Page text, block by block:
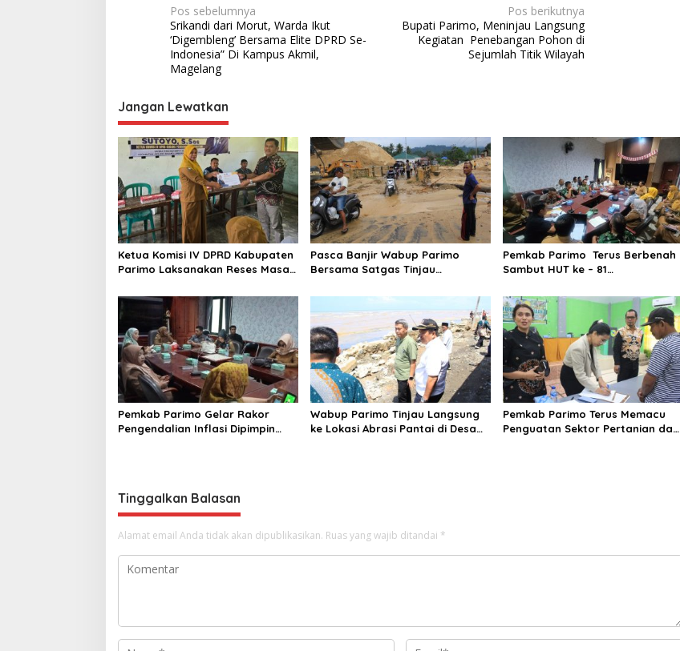
N
a
v
i
g
a
s
i
p
o
s
Pos sebelumnya
Srikandi dari Morut, Warda Ikut
‘Digembleng’ Bersama Elite DPRD Se-
Indonesia” Di Kampus Akmil,
Magelang
Pos berikutnya
Bupati Parimo, Meninjau Langsung
Kegiatan Penebangan Pohon di
Sejumlah Titik Wilayah
Jangan Lewatkan
Ketua Komisi IV DPRD Kabupaten
Parimo Laksanakan Reses Masa
2025/2026
Pasca Banjir Wabup Parimo
Bersama Satgas Tinjau
di Desa Air Panas
Pemkab Parimo Terus Berbenah
Sambut HUT ke – 81
Pemkab Parimo Gelar Rakor
Pengendalian Inflasi Dipimpin
Wabup Parimo Tinjau Langsung
ke Lokasi Abrasi Pantai di Desa
Pemkab Parimo Terus Memacu
Penguatan Sektor Pertanian dan
Tinggalkan Balasan
Alamat email Anda tidak akan dipublikasikan. Ruas yang wajib ditandai *